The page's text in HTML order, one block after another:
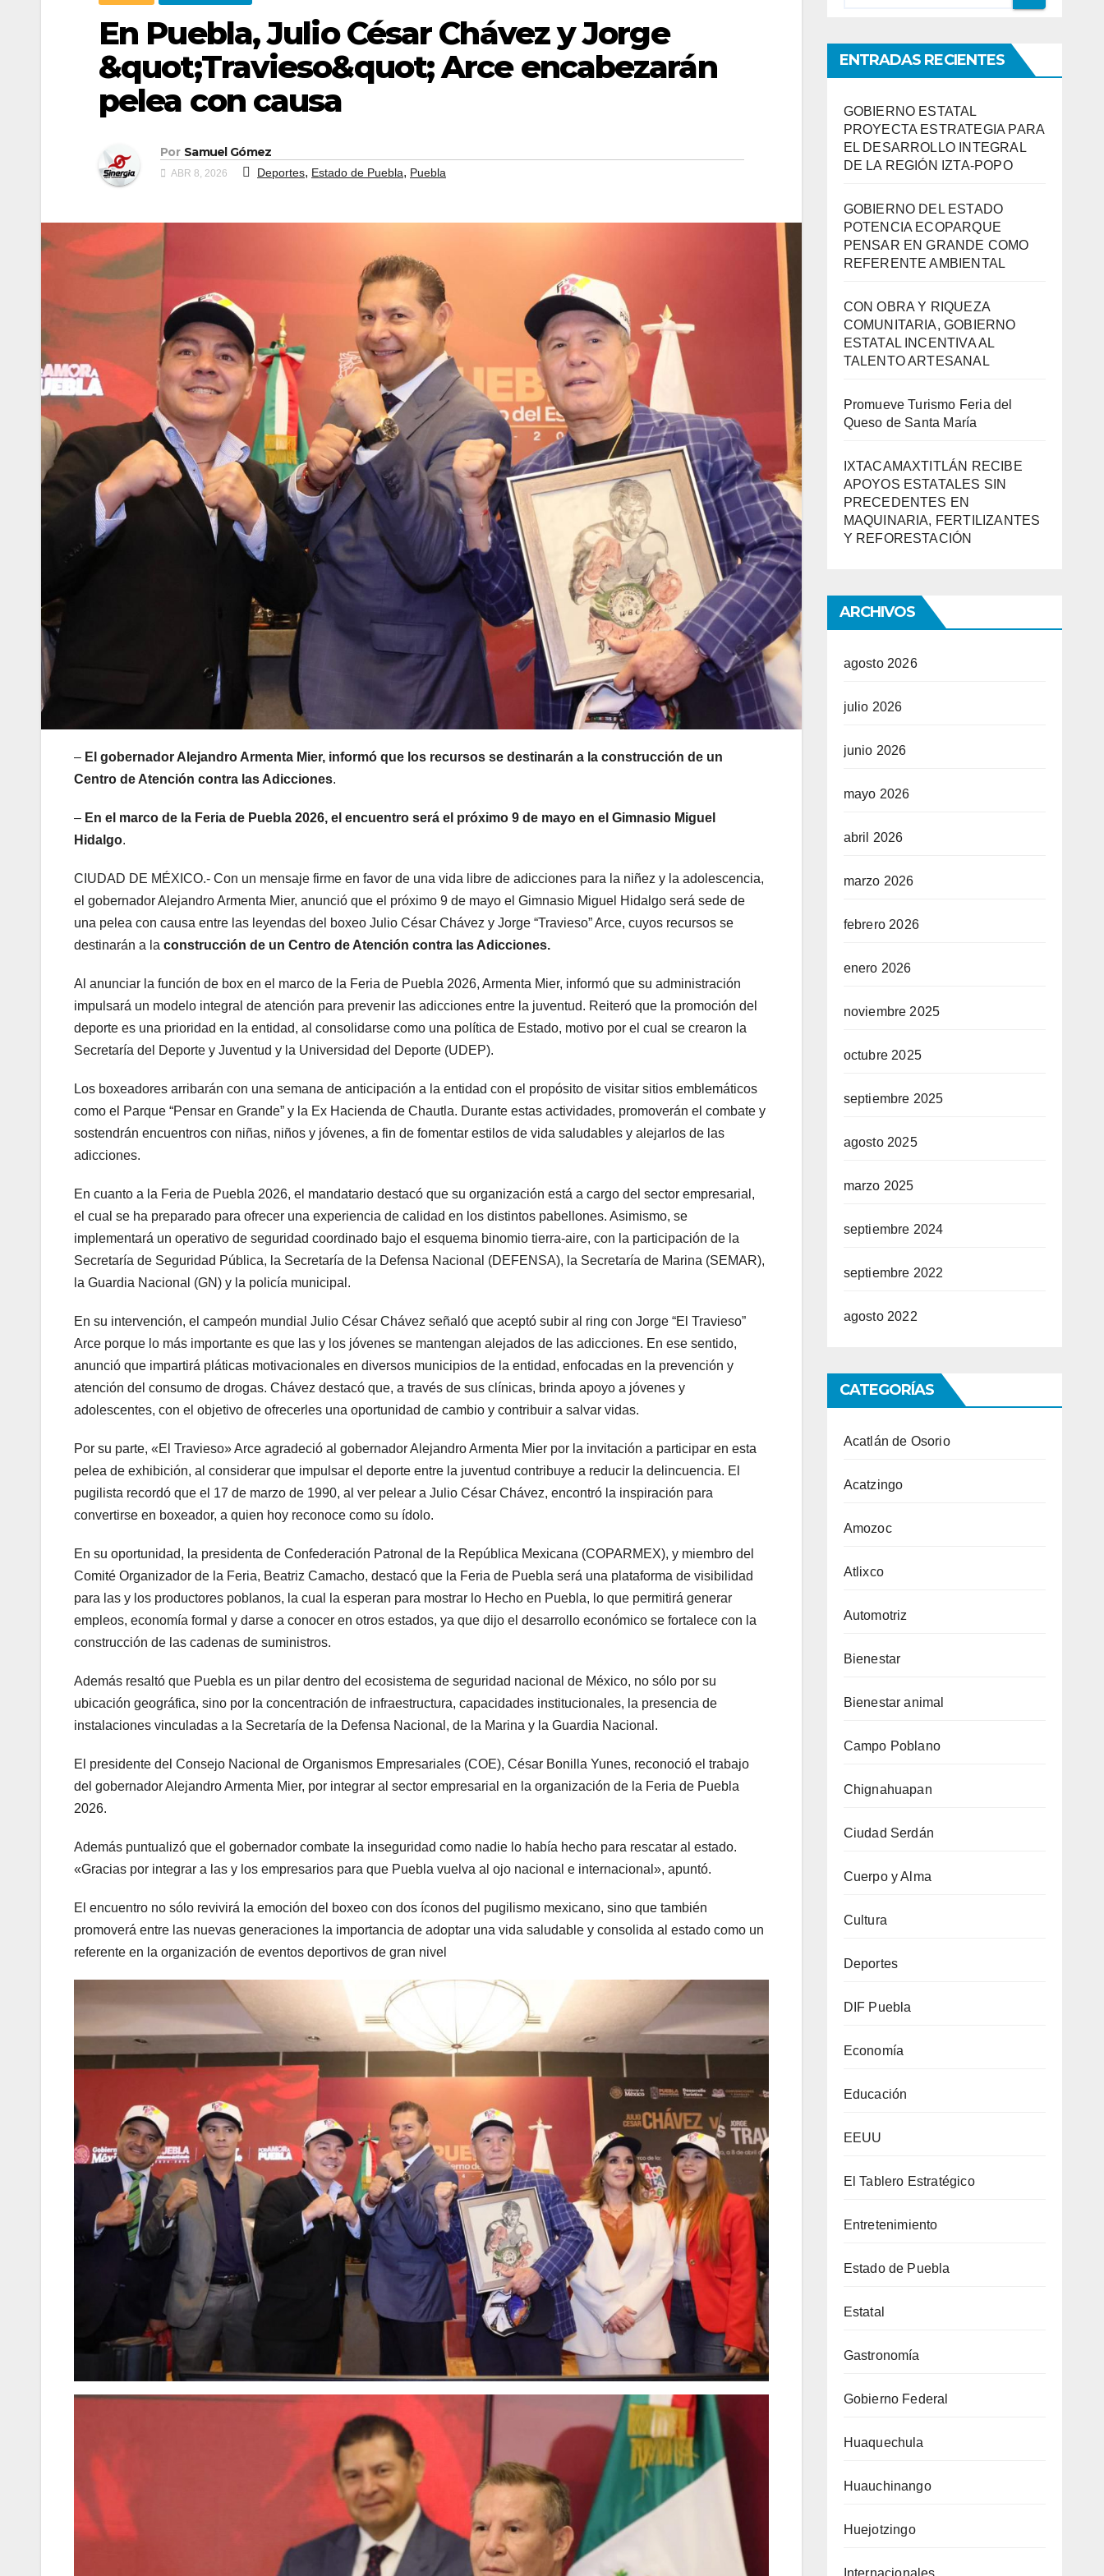
En Puebla, Julio César Chávez y Jorge
&quot;Travieso&quot; Arce encabezarán
pelea con causa
Por Samuel Gómez
ABR 8, 2026 Deportes, Estado de Puebla, Puebla
– El gobernador Alejandro Armenta Mier, informó que los recursos se destinarán a la construcción de un
Centro de Atención contra las Adicciones.
– En el marco de la Feria de Puebla 2026, el encuentro será el próximo 9 de mayo en el Gimnasio Miguel
Hidalgo.
CIUDAD DE MÉXICO.- Con un mensaje firme en favor de una vida libre de adicciones para la niñez y la adolescencia,
el gobernador Alejandro Armenta Mier, anunció que el próximo 9 de mayo el Gimnasio Miguel Hidalgo será sede de
una pelea con causa entre las leyendas del boxeo Julio César Chávez y Jorge “Travieso” Arce, cuyos recursos se
destinarán a la construcción de un Centro de Atención contra las Adicciones.
Al anunciar la función de box en el marco de la Feria de Puebla 2026, Armenta Mier, informó que su administración
impulsará un modelo integral de atención para prevenir las adicciones entre la juventud. Reiteró que la promoción del
deporte es una prioridad en la entidad, al consolidarse como una política de Estado, motivo por el cual se crearon la
Secretaría del Deporte y Juventud y la Universidad del Deporte (UDEP).
Los boxeadores arribarán con una semana de anticipación a la entidad con el propósito de visitar sitios emblemáticos
como el Parque “Pensar en Grande” y la Ex Hacienda de Chautla. Durante estas actividades, promoverán el combate y
sostendrán encuentros con niñas, niños y jóvenes, a fin de fomentar estilos de vida saludables y alejarlos de las
adicciones.
En cuanto a la Feria de Puebla 2026, el mandatario destacó que su organización está a cargo del sector empresarial,
el cual se ha preparado para ofrecer una experiencia de calidad en los distintos pabellones. Asimismo, se
implementará un operativo de seguridad coordinado bajo el esquema binomio tierra-aire, con la participación de la
Secretaría de Seguridad Pública, la Secretaría de la Defensa Nacional (DEFENSA), la Secretaría de Marina (SEMAR),
la Guardia Nacional (GN) y la policía municipal.
En su intervención, el campeón mundial Julio César Chávez señaló que aceptó subir al ring con Jorge “El Travieso”
Arce porque lo más importante es que las y los jóvenes se mantengan alejados de las adicciones. En ese sentido,
anunció que impartirá pláticas motivacionales en diversos municipios de la entidad, enfocadas en la prevención y
atención del consumo de drogas. Chávez destacó que, a través de sus clínicas, brinda apoyo a jóvenes y
adolescentes, con el objetivo de ofrecerles una oportunidad de cambio y contribuir a salvar vidas.
Por su parte, «El Travieso» Arce agradeció al gobernador Alejandro Armenta Mier por la invitación a participar en esta
pelea de exhibición, al considerar que impulsar el deporte entre la juventud contribuye a reducir la delincuencia. El
pugilista recordó que el 17 de marzo de 1990, al ver pelear a Julio César Chávez, encontró la inspiración para
convertirse en boxeador, a quien hoy reconoce como su ídolo.
En su oportunidad, la presidenta de Confederación Patronal de la República Mexicana (COPARMEX), y miembro del
Comité Organizador de la Feria, Beatriz Camacho, destacó que la Feria de Puebla será una plataforma de visibilidad
para las y los productores poblanos, la cual la esperan para mostrar lo Hecho en Puebla, lo que permitirá generar
empleos, economía formal y darse a conocer en otros estados, ya que dijo el desarrollo económico se fortalece con la
construcción de las cadenas de suministros.
Además resaltó que Puebla es un pilar dentro del ecosistema de seguridad nacional de México, no sólo por su
ubicación geográfica, sino por la concentración de infraestructura, capacidades institucionales, la presencia de
instalaciones vinculadas a la Secretaría de la Defensa Nacional, de la Marina y la Guardia Nacional.
El presidente del Consejo Nacional de Organismos Empresariales (COE), César Bonilla Yunes, reconoció el trabajo
del gobernador Alejandro Armenta Mier, por integrar al sector empresarial en la organización de la Feria de Puebla
2026.
Además puntualizó que el gobernador combate la inseguridad como nadie lo había hecho para rescatar al estado.
«Gracias por integrar a las y los empresarios para que Puebla vuelva al ojo nacional e internacional», apuntó.
El encuentro no sólo revivirá la emoción del boxeo con dos íconos del pugilismo mexicano, sino que también
promoverá entre las nuevas generaciones la importancia de adoptar una vida saludable y consolida al estado como un
referente en la organización de eventos deportivos de gran nivel
ENTRADAS RECIENTES
GOBIERNO ESTATAL
PROYECTA ESTRATEGIA PARA
EL DESARROLLO INTEGRAL
DE LA REGIÓN IZTA-POPO
GOBIERNO DEL ESTADO
POTENCIA ECOPARQUE
PENSAR EN GRANDE COMO
REFERENTE AMBIENTAL
CON OBRA Y RIQUEZA
COMUNITARIA, GOBIERNO
ESTATAL INCENTIVA AL
TALENTO ARTESANAL
Promueve Turismo Feria del
Queso de Santa María
IXTACAMAXTITLÁN RECIBE
APOYOS ESTATALES SIN
PRECEDENTES EN
MAQUINARIA, FERTILIZANTES
Y REFORESTACIÓN
ARCHIVOS
agosto 2026
julio 2026
junio 2026
mayo 2026
abril 2026
marzo 2026
febrero 2026
enero 2026
noviembre 2025
octubre 2025
septiembre 2025
agosto 2025
marzo 2025
septiembre 2024
septiembre 2022
agosto 2022
CATEGORÍAS
Acatlán de Osorio
Acatzingo
Amozoc
Atlixco
Automotriz
Bienestar
Bienestar animal
Campo Poblano
Chignahuapan
Ciudad Serdán
Cuerpo y Alma
Cultura
Deportes
DIF Puebla
Economía
Educación
EEUU
El Tablero Estratégico
Entretenimiento
Estado de Puebla
Estatal
Gastronomía
Gobierno Federal
Huaquechula
Huauchinango
Huejotzingo